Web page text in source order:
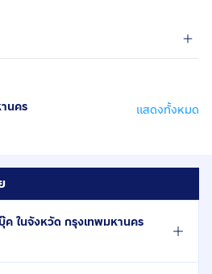
นคร แสดงทั้งหมด
ค ในจังหวัด กรุงเทพมหานคร